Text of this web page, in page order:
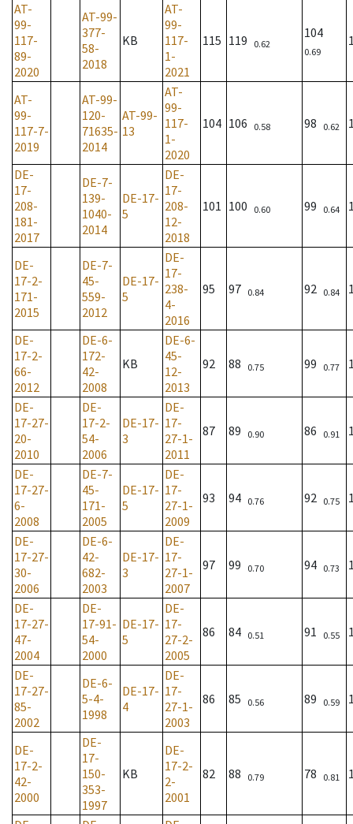
AT-
99-
117-
89-
2020
AT-99-
377-
58-
2018
KB
AT-
99-
117-
1-
2021
115 119 0.62
104
0.69
AT-
99-
117-7-
2019
AT-99-
120-
71635-
2014
AT-99-
13
AT-
99-
117-
1-
2020
104 106 0.58 98 0.62
DE-
17-
208-
181-
2017
DE-7-
139-
1040-
2014
DE-17-
5
DE-
17-
208-
12-
2018
101 100 0.60 99 0.64
DE-
17-2-
171-
2015
DE-7-
45-
559-
2012
DE-17-
5
DE-
17-
238-
4-
2016
95 97 0.84 92 0.84
DE-
17-2-
66-
2012
DE-6-
172-
42-
2008
KB
DE-6-
45-
12-
2013
92 88 0.75 99 0.77
DE-
17-27-
20-
2010
DE-
17-2-
54-
2006
DE-17-
3
DE-
17-
27-1-
2011
87 89 0.90 86 0.91
DE-
17-27-
6-
2008
DE-7-
45-
171-
2005
DE-17-
5
DE-
17-
27-1-
2009
93 94 0.76 92 0.75
DE-
17-27-
30-
2006
DE-6-
42-
682-
2003
DE-17-
3
DE-
17-
27-1-
2007
97 99 0.70 94 0.73
DE-
17-27-
47-
2004
DE-
17-91-
54-
2000
DE-17-
5
DE-
17-
27-2-
2005
86 84 0.51 91 0.55
DE-
17-27-
85-
2002
DE-6-
5-4-
1998
DE-17-
4
DE-
17-
27-1-
2003
86 85 0.56 89 0.59
DE-
17-2-
42-
2000
DE-
17-
150-
353-
1997
KB
DE-
17-2-
2-
2001
82 88 0.79 78 0.81